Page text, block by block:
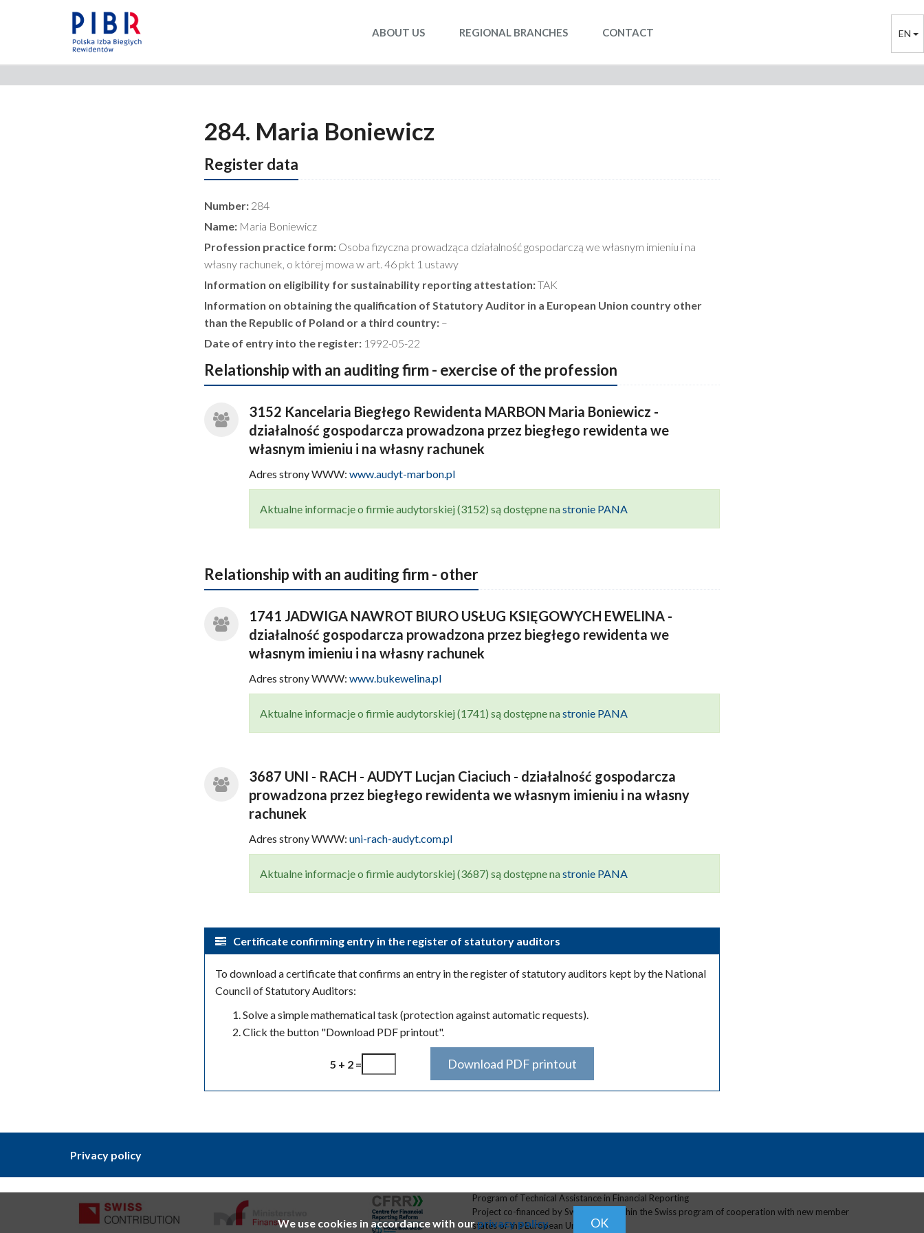
EN
ABOUT US REGIONAL BRANCHES CONTACT
284. Maria Boniewicz
Register data
Number: 284
Name: Maria Boniewicz
Profession practice form: Osoba fizyczna prowadząca działalność gospodarczą we własnym imieniu i na
własny rachunek, o której mowa w art. 46 pkt 1 ustawy
Information on eligibility for sustainability reporting attestation:TAK
Information on obtaining the qualification of Statutory Auditor in a European Union country other
than the Republic of Poland or a third country: –
Date of entry into the register: 1992-05-22
Relationship with an auditing firm - exercise of the profession
3152 Kancelaria Biegłego Rewidenta MARBON Maria Boniewicz -
działalność gospodarcza prowadzona przez biegłego rewidenta we
własnym imieniu i na własny rachunek
Adres strony WWW: www.audyt-marbon.pl
Aktualne informacje o firmie audytorskiej (3152) są dostępne nastronie PANA
Relationship with an auditing firm - other
1741 JADWIGA NAWROT BIURO USŁUG KSIĘGOWYCH EWELINA -
działalność gospodarcza prowadzona przez biegłego rewidenta we
własnym imieniu i na własny rachunek
Adres strony WWW: www.bukewelina.pl
Aktualne informacje o firmie audytorskiej (1741) są dostępne nastronie PANA
3687 UNI - RACH - AUDYT Lucjan Ciaciuch - działalność gospodarcza
prowadzona przez biegłego rewidenta we własnym imieniu i na własny
rachunek
Adres strony WWW: uni-rach-audyt.com.pl
Aktualne informacje o firmie audytorskiej (3687) są dostępne nastronie PANA
Certificate confirming entry in the register of statutory auditors
To download a certificate that confirms an entry in the register of statutory auditors kept by the National
Council of Statutory Auditors:
Solve a simple mathematical task (protection against automatic requests).
Click the button "Download PDF printout".
5 + 2 =
Privacy policy
Program of Technical Assistance in Financial Reporting
Project co-financed by Switzerland within the Swiss program of cooperation with new member
states of the European Union
We use cookies in accordance with ourprivacy policy. OK